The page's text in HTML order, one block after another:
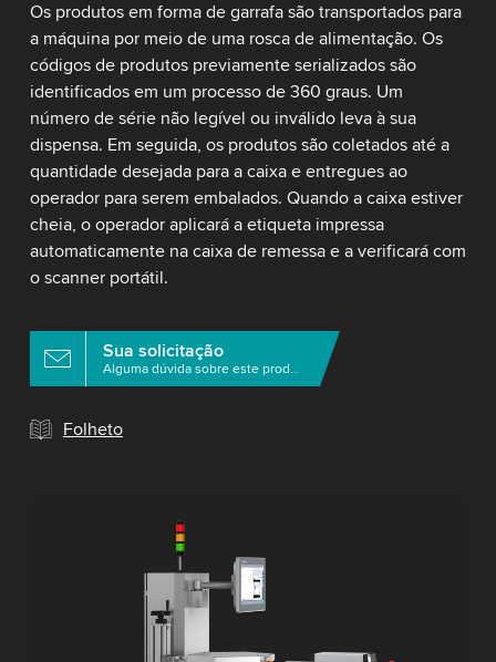
Os produtos em forma de garrafa são transportados para
a máquina por meio de uma rosca de alimentação. Os
códigos de produtos previamente serializados são
identificados em um processo de 360 graus. Um
número de série não legível ou inválido leva à sua
dispensa. Em seguida, os produtos são coletados até a
quantidade desejada para a caixa e entregues ao
operador para serem embalados. Quando a caixa estiver
cheia, o operador aplicará a etiqueta impressa
automaticamente na caixa de remessa e a verificará com
o scanner portátil.
Sua solicitação
Alguma dúvida sobre este produto?
Folheto